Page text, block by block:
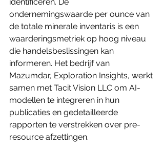
ondernemingswaarde per ounce van
de totale minerale inventaris is een
waarderingsmetriek op hoog niveau
die handelsbeslissingen kan
informeren. Het bedrijf van
Mazumdar, Exploration Insights, werkt
samen met Tacit Vision LLC om AI-
modellen te integreren in hun
publicaties en gedetailleerde
rapporten te verstrekken over pre-
resource afzettingen.